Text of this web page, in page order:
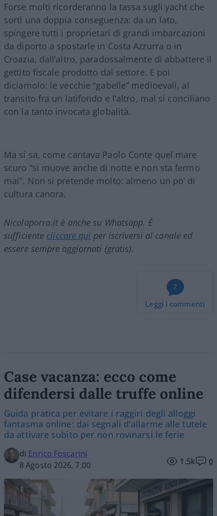
Forse molti ricorderanno la tassa sugli yacht che
sortì una doppia conseguenza: da un lato,
spingere tutti i proprietari di grandi imbarcazioni
da diporto a spostarle in Costa Azzurra o in
Croazia, dall’altro, paradossalmente di abbattere il
gettito fiscale prodotto dal settore. E poi
diciamolo: le vecchie “gabelle” medioevali, al
transito fra un latifondo e l’altro, mal si conciliano
con la tanto invocata globalità.
Ma si sa, come cantava Paolo Conte quel mare
scuro “si muove anche di notte e non sta fermo
mai”. Non si pretende molto: almeno un po’ di
cultura canora.
Nicolaporro.it è anche su Whatsapp. È
sufficiente cliccare qui per iscriversi al canale ed
essere sempre aggiornati (gratis).
7
Leggi i commenti
Case vacanza: ecco come
difendersi dalle truffe online
Guida pratica per evitare i raggiri degli alloggi
fantasma online: dai segnali d'allarme alle tutele
da attivare subito per non rovinarsi le ferie
di Enrico Foscarini
8 Agosto 2026, 7:00
1.5k 0